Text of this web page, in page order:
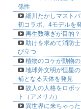
係性
細川たかしマスト
初コラボ。4モデルを
再生数稼ぎが目的
助けを求めて消防
び立つ
植物のコケが動物
地球外文明が恒星
補となる天体を発見
故人の人格をロボ
ト（アメリカ）
異世界に来ちゃっ